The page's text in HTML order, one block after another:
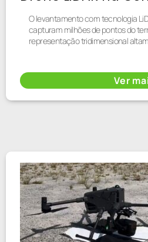
O levantamento com tecnologia
capturam milhões de pontos do
representação tridimensional
Ver